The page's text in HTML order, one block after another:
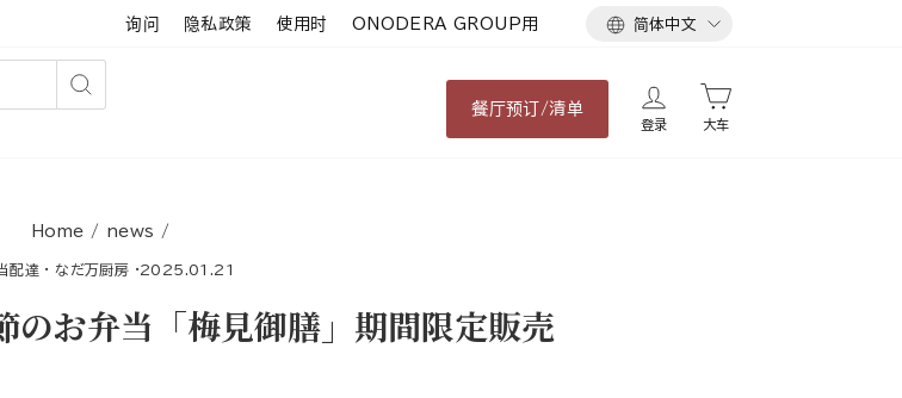
询问 隐私政策 使用时 ONODERA GROUP用
语
简体中文
搜
餐厅预订/清单
登录 大车
Home / news /
配達·なだ万厨房 ·2025.01.21
のお弁当「梅見御膳」期間限定販売